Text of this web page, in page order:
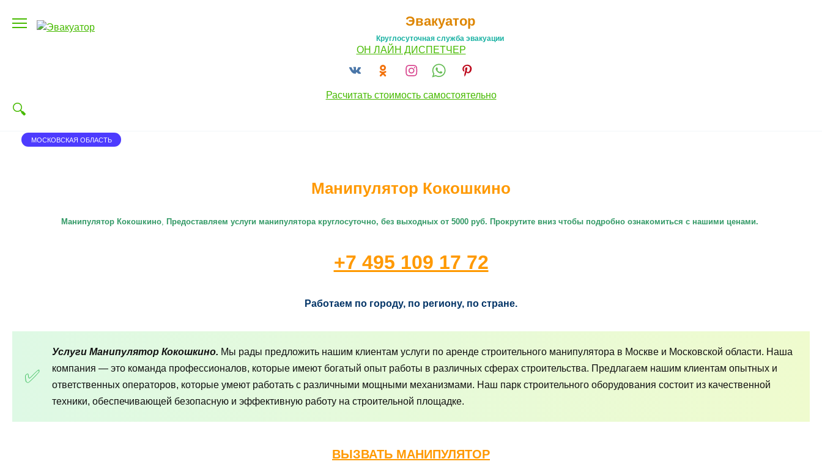
Эвакуатор
Круглосуточная служба эвакуации
ОН ЛАЙН ДИСПЕТЧЕР
Расчитать стоимость самостоятельно
МОСКОВСКАЯ ОБЛАСТЬ
Манипулятор Кокошкино
Манипулятор Кокошкино Предоставляем услуги манипулятора круглосуточно, без выходных от 5000 руб. Прокрутите вниз чтобы подробно ознакомиться с нашими ценами.
+7 495 109 17 72
Работаем по городу, по региону, по стране.
Услуги Манипулятор Кокошкино. Мы рады предложить нашим клиентам услуги по аренде строительного манипулятора в Москве и Московской области. Наша
компания — это команда профессионалов, которые имеют богатый опыт работы в различных сферах строительства. Предлагаем нашим клиентам опытных и
ответственных операторов, которые умеют работать с различными мощными механизмами. Наш парк строительного оборудования состоит из качественной
техники, обеспечивающей безопасную и эффективную работу на строительной площадке.
ВЫЗВАТЬ МАНИПУЛЯТОР